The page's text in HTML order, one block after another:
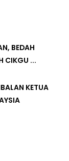
BEDAH
CIKGU ...
KETUA